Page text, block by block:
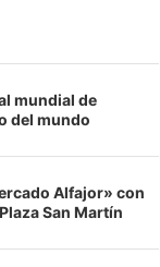
mundial de
del mundo
Alfajor» con
San Martín